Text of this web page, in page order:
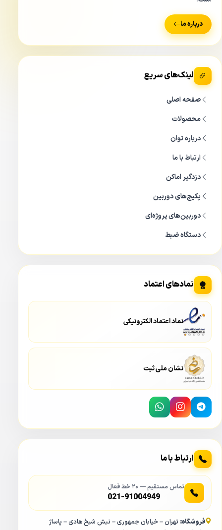
درباره ما
لینک‌های سریع
صفحه اصلی
محصولات
درباره توان
ارتباط با ما
دزدگیر اماکن
پکیج‌های دوربین
دوربین‌های پروژه‌ای
دستگاه ضبط
نمادهای اعتماد
نماد اعتماد الکترونیکی
نشان ملی ثبت
ارتباط با ما
تماس مستقیم — ۲۰ خط فعال
021-91004949
فروشگاه: تهران – خیابان جمهوری – نبش شیخ هادی – پاساژ